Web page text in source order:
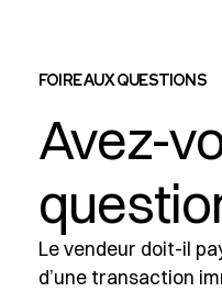
FOIRE AUX QUESTIONS
Avez-
Le vendeur doit-il
d’une transaction